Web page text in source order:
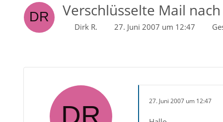
Verschlüsselte Mail
Dirk R. 27. Juni 2007 um 12:47
27. Juni 2007 um 12:47